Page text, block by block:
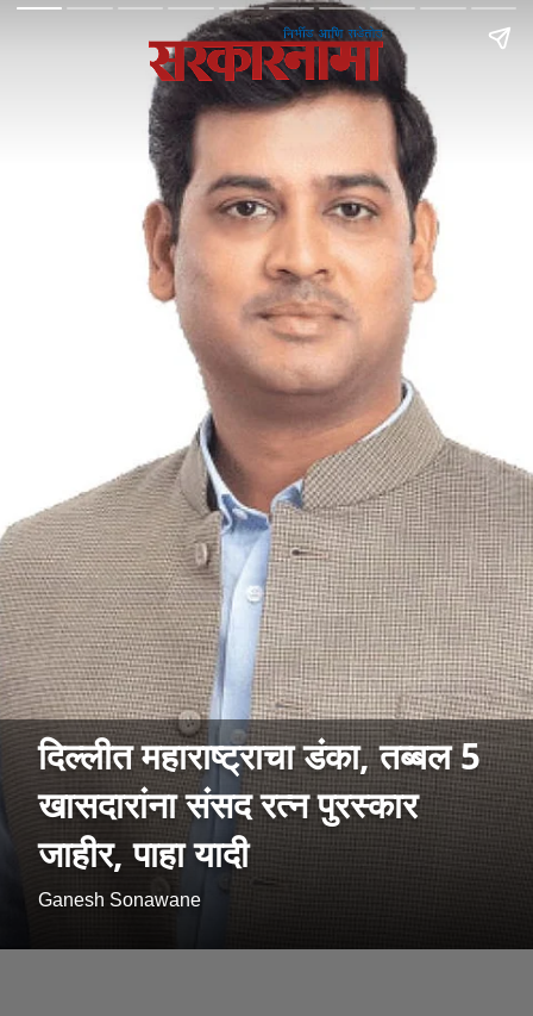
दिल्लीत महाराष्ट्राचा डंका, तब्बल 5
खासदारांना संसद रत्न पुरस्कार
जाहीर, पाहा यादी
Ganesh Sonawane